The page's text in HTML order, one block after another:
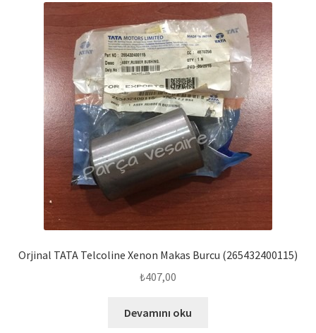
Orjinal TATA Telcoline Xenon Makas Burcu (265432400115)
₺407,00
Devamını oku